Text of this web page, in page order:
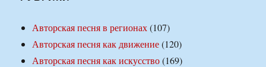
Авторская песня в регионах(107)
Авторская песня как движение(120)
Авторская песня как искусство(169)